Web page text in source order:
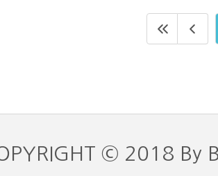
© 2018 By